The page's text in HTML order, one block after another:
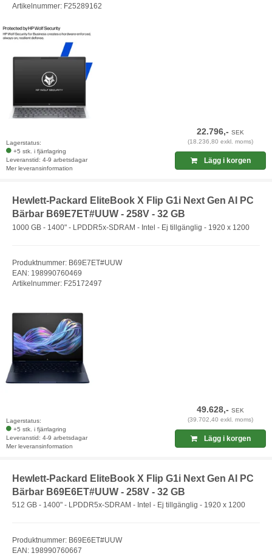
Artikelnummer: F25289162
Lagerstatus:
+5 stk. i fjärrlagring
Leveranstid: 4-9 arbetsdagar
Mer leveransinformation
22.796,-SEK
(18.236,80 exkl. moms)
Lägg i korgen
Hewlett-Packard EliteBook X Flip G1i Next Gen AI PC
Bärbar B69E7ET#UUW - 258V - 32 GB
1000 GB - 1400" - LPDDR5x-SDRAM - Intel - Ej tillgänglig - 1920 x 1200
Produktnummer: B69E7ET#UUW
EAN: 198990760469
Artikelnummer: F25172497
Lagerstatus:
+5 stk. i fjärrlagring
Leveranstid: 4-9 arbetsdagar
Mer leveransinformation
49.628,-SEK
(39.702,40 exkl. moms)
Lägg i korgen
Hewlett-Packard EliteBook X Flip G1i Next Gen AI PC
Bärbar B69E6ET#UUW - 258V - 32 GB
512 GB - 1400" - LPDDR5x-SDRAM - Intel - Ej tillgänglig - 1920 x 1200
Produktnummer: B69E6ET#UUW
EAN: 198990760667